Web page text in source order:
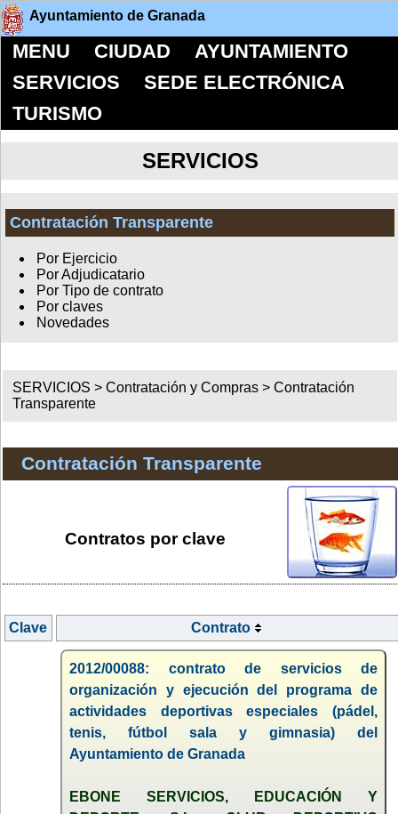
Ayuntamiento de Granada
MENU CIUDAD
AYUNTAMIENTO
SERVICIOS
SEDE ELECTRÓNICA
TURISMO
SERVICIOS
Contratación Transparente
Por Ejercicio
Por Adjudicatario
Por Tipo de contrato
Por claves
Novedades
SERVICIOS >Contratación y Compras >Contratación
Transparente
Contratación Transparente
Contratos por clave
Clave Contrato
2012/00088: contrato de servicios de
organización y ejecución del programa de
actividades deportivas especiales (pádel,
tenis, fútbol sala y gimnasia) del
Ayuntamiento de Granada
EBONE SERVICIOS, EDUCACIÓN Y